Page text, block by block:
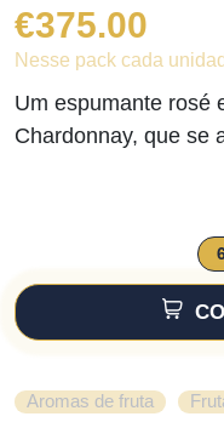
€375.00
Nesse pack cada
Um espumante rosé
Chardonnay, que se
Aromas de fruta